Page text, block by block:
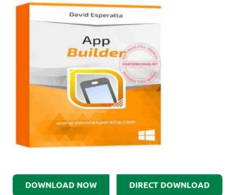
DOWNLOAD NOW DIRECT DOWNLOAD